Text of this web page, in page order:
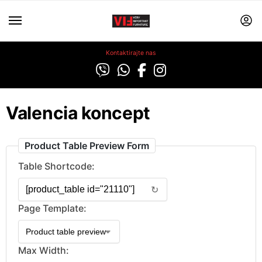
Kontaktirajte nas
Valencia koncept
Product Table Preview Form
Table Shortcode:
↻
Page Template:
Max Width: